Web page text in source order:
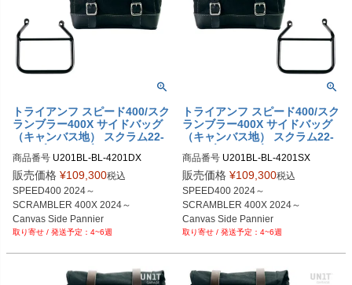
トライアンフ スピード400/スク
ランブラー400X サイドバッグ
（キャンバス地） スクラム22-
ドバッグサポート フレーム右側
キット ユニットガレージ
商品番号 U201BL-BL-4201DX
U201BL_BL+4201DX
販売価格 ¥109,300税込
SPEED400 2024～
SCRAMBLER 400X 2024～
Canvas Side Pannier
Scram 22L-30L
4~6週
トライアンフ スピード400/スク
ランブラー400X サイドバッグ
（キャンバス地） スクラム22-
ドバッグサポート フレーム左側
キット ユニットガレージ
商品番号 U201BL-BL-4201SX
U201BL_BL+4201SX
販売価格 ¥109,300税込
SPEED400 2024～
SCRAMBLER 400X 2024～
Canvas Side Pannier
Scram 22L-30L
4~6週